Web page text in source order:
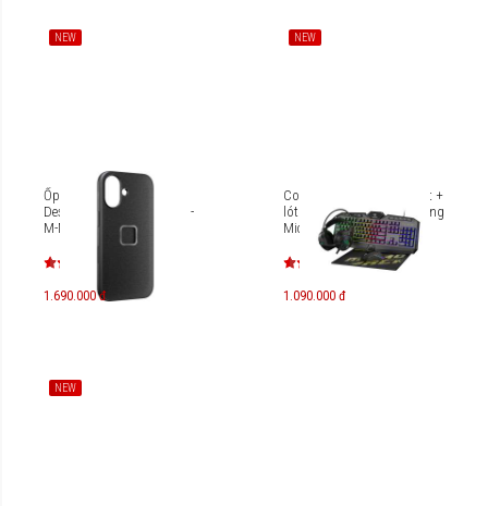
NEW
Ốp lưng iPhone 17 Peak
Design Everyday Case [PD-
M-MC-CJ]
1.690.000 đ
NEW
Combo bàn phím + chuột +
lót chuột + tai nghe Gaming
MicroPack Athene GC-401
1.090.000 đ
NEW